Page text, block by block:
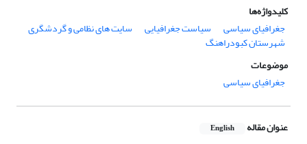
کلیدواژه‌ها
جغرافیای سیاسی
سیاست جغرافیایی سایت های نظامی و گردشگری
شهرستان کبودراهنگ
موضوعات
جغرافیای سیاسی
عنوان مقاله English